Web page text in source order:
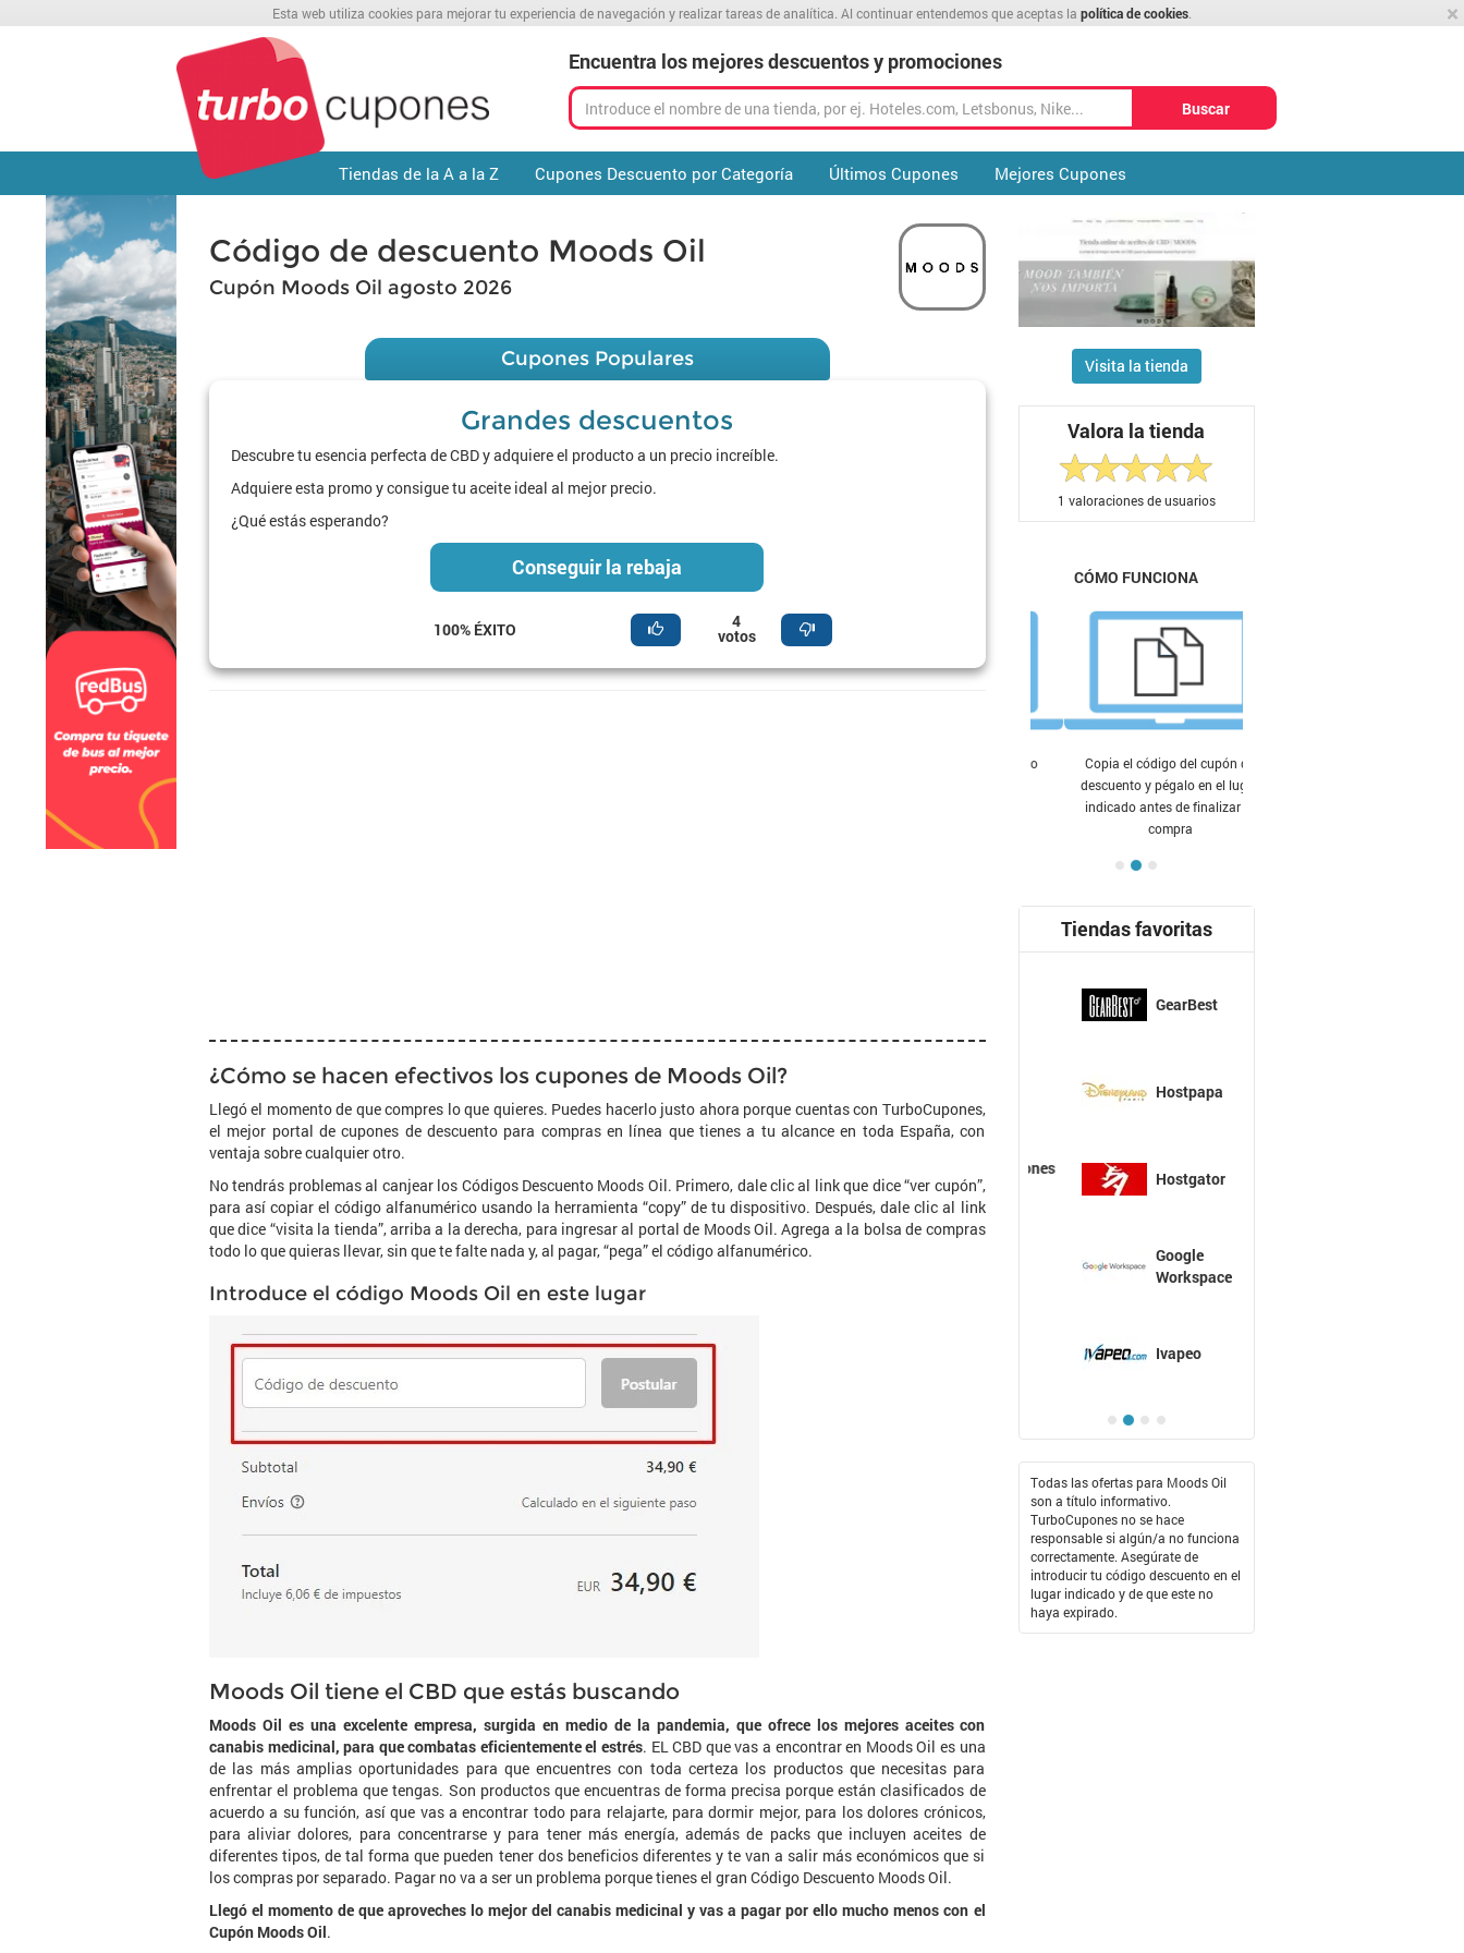
×
Esta web utiliza cookies para mejorar tu experiencia de navegación y realizar tareas de analítica. Al continuar entendemos que aceptas la política de cookies
Encuentra los mejores descuentos y promociones
Buscar
Tiendas de la A a la Z Cupones Descuento por Categoría Últimos Cupones Mejores Cupones
Código de descuento Moods Oil
Cupón Moods Oil agosto 2026
Cupones Populares
Grandes descuentos
Descubre tu esencia perfecta de CBD y adquiere el producto a un precio increíble.
Adquiere esta promo y consigue tu aceite ideal al mejor precio.
¿Qué estás esperando?
Conseguir la rebaja
100% ÉXITO 4
votos
¿Cómo se hacen efectivos los cupones de Moods Oil?
Llegó el momento de que compres lo que quieres. Puedes hacerlo justo ahora porque cuentas con TurboCupones,
el mejor portal de cupones de descuento para compras en línea que tienes a tu alcance en toda España, con
ventaja sobre cualquier otro.
No tendrás problemas al canjear los Códigos Descuento Moods Oil. Primero, dale clic al link que dice “ver cupón”,
para así copiar el código alfanumérico usando la herramienta “copy” de tu dispositivo. Después, dale clic al link
que dice “visita la tienda”, arriba a la derecha, para ingresar al portal de Moods Oil. Agrega a la bolsa de compras
todo lo que quieras llevar, sin que te falte nada y, al pagar, “pega” el código alfanumérico.
Introduce el código Moods Oil en este lugar
Moods Oil tiene el CBD que estás buscando
Moods Oil es una excelente empresa, surgida en medio de la pandemia, que ofrece los mejores aceites con
canabis medicinal, para que combatas eficientemente el estrés. EL CBD que vas a encontrar en Moods Oil es una
de las más amplias oportunidades para que encuentres con toda certeza los productos que necesitas para
enfrentar el problema que tengas. Son productos que encuentras de forma precisa porque están clasificados de
acuerdo a su función, así que vas a encontrar todo para relajarte, para dormir mejor, para los dolores crónicos,
para aliviar dolores, para concentrarse y para tener más energía, además de packs que incluyen aceites de
diferentes tipos, de tal forma que pueden tener dos beneficios diferentes y te van a salir más económicos que si
los compras por separado. Pagar no va a ser un problema porque tienes el gran Código Descuento Moods Oil.
Llegó el momento de que aproveches lo mejor del canabis medicinal y vas a pagar por ello mucho menos con el
Cupón Moods Oil.
Visita la tienda
Valora la tienda
1 valoraciones de usuarios
CÓMO FUNCIONA
Copia el código del cupón de
descuento y pégalo en el lugar
indicado antes de finalizar tu
compra
Tiendas favoritas
GearBest
Hostpapa
Hostgator
Google
Workspace
Ivapeo
Todas las ofertas para Moods Oil
son a título informativo.
TurboCupones no se hace
responsable si algún/a no funciona
correctamente. Asegúrate de
introducir tu código descuento en el
lugar indicado y de que este no
haya expirado.